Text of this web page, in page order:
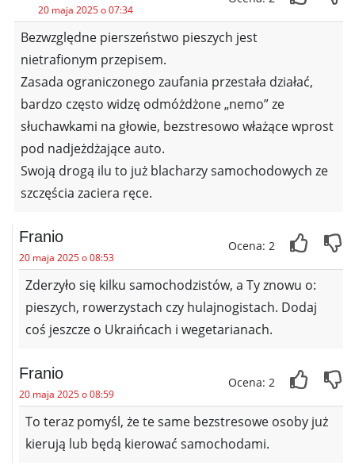
20 maja 2025 o 07:34
Bezwzględne pierszeństwo pieszych jest
nietrafionym przepisem.
Zasada ograniczonego zaufania przestała działać,
bardzo często widzę odmóżdżone „nemo” ze
słuchawkami na głowie, bezstresowo włażące wprost
pod nadjeżdżające auto.
Swoją drogą ilu to już blacharzy samochodowych ze
szczęścia zaciera ręce.
Franio
20 maja 2025 o 08:53
Ocena: 2
Zderzyło się kilku samochodzistów, a Ty znowu o:
pieszych, rowerzystach czy hulajnogistach. Dodaj
coś jeszcze o Ukraińcach i wegetarianach.
Franio
20 maja 2025 o 08:59
Ocena: 2
To teraz pomyśl, że te same bezstresowe osoby już
kierują lub będą kierować samochodami.